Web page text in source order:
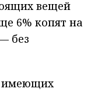
вещей
6% копят на
без
имеющих